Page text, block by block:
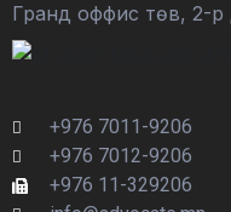
Гранд оффис төв, 2-р
+976 7011-9206
+976 7012-9206
+976 11-329206